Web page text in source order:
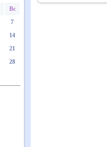
Вс
7
14
21
28